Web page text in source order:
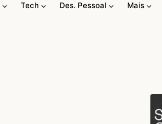
Tech Des. Pessoal Mais